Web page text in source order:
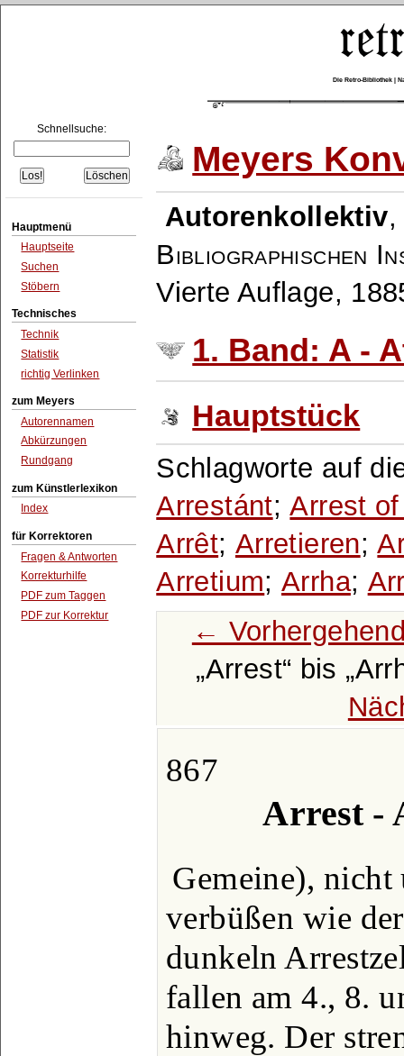
Die Retro-Bibliothek |
Schnellsuche:
Hauptmenü
Hauptseite
Suchen
Stöbern
Technisches
Technik
Statistik
richtig Verlinken
zum Meyers
Autorennamen
Abkürzungen
Rundgang
zum Künstlerlexikon
Index
für Korrektoren
Fragen & Antworten
Korrekturhilfe
PDF zum Taggen
PDF zur Korrektur
Meyers
Autorenkollektiv
Bibliographischen
Vierte Auflage,
1. Band: A -
Hauptstück
Schlagworte auf
Arrestánt; Arrest
Arrêt; Arretieren;
Arretium; Arrha;
←
Arrest
bis
867
Arrest -
Gemeine), nicht
verbüßen wie
dunkeln
fallen am 4., 8.
hinweg. Der